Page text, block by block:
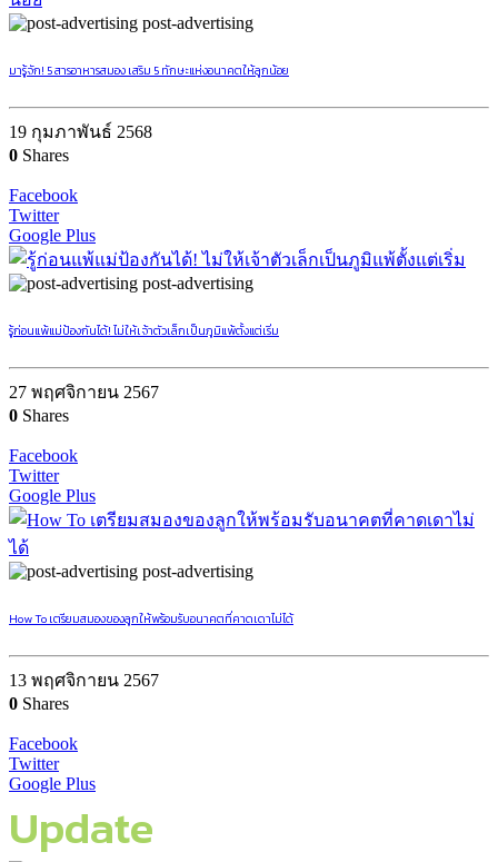
post-advertising
มารู้จัก! 5 สารอาหารสมอง เสริม 5 ทักษะแห่งอนาคตให้ลูกน้อย
19 กุมภาพันธ์ 2568
0 Shares
Facebook
Twitter
Google Plus
post-advertising
รู้ก่อนแพ้แม่ป้องกันได้! ไม่ให้เจ้าตัวเล็กเป็นภูมิแพ้ตั้งแต่เริ่ม
27 พฤศจิกายน 2567
0 Shares
Facebook
Twitter
Google Plus
post-advertising
How To เตรียมสมองของลูกให้พร้อมรับอนาคตที่คาดเดาไม่ได้
13 พฤศจิกายน 2567
0 Shares
Facebook
Twitter
Google Plus
Update